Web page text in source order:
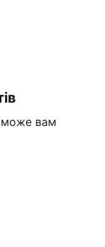
вам